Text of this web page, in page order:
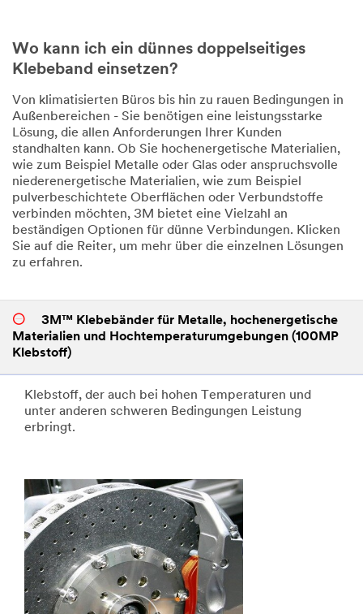
Wo kann ich ein dünnes doppelseitiges
Klebeband einsetzen?
Von klimatisierten Büros bis hin zu rauen Bedingungen in
Außenbereichen - Sie benötigen eine leistungsstarke
Lösung, die allen Anforderungen Ihrer Kunden
standhalten kann. Ob Sie hochenergetische Materialien,
wie zum Beispiel Metalle oder Glas oder anspruchsvolle
niederenergetische Materialien, wie zum Beispiel
pulverbeschichtete Oberflächen oder Verbundstoffe
verbinden möchten, 3M bietet eine Vielzahl an
beständigen Optionen für dünne Verbindungen. Klicken
Sie auf die Reiter, um mehr über die einzelnen Lösungen
zu erfahren.
3M™ Klebebänder für Metalle, hochenergetische
Materialien und Hochtemperaturumgebungen (100MP
Klebstoff)
Klebstoff, der auch bei hohen Temperaturen und
unter anderen schweren Bedingungen Leistung
erbringt.